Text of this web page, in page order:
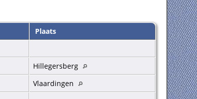
Plaats
Hillegersberg
Vlaardingen